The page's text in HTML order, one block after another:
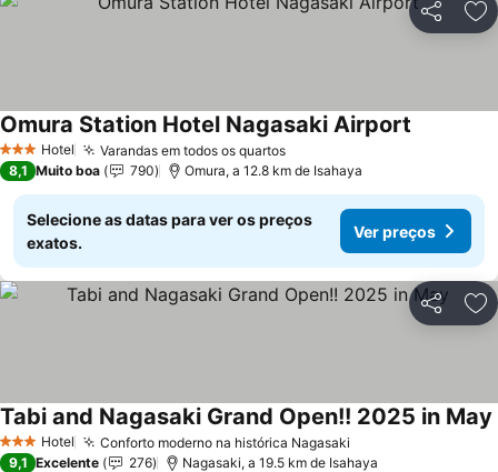
Partilhar
3 EstrelasHotel Varandas em todos os quartosVer preços
Omura Station Hotel Nagasaki Airport
8,1 Muito boa 790 Omura, a 12.8 km de Isahaya
Selecione as datas para ver os preços
exatos.
Ver preços
Partilhar
3 EstrelasHotel Conforto moderno na histórica Nagasaki
Tabi and Nagasaki Grand Open!! 2025 in May
9,1 Excelente 276 Nagasaki, a 19.5 km de Isahaya